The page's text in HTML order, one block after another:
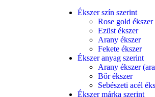
Ékszer szín szerint
Rose gold ékszer
Ezüst ékszer
Arany ékszer
Fekete ékszer
Ékszer anyag szerint
Arany ékszer
Bőr ékszer
Sebészeti acél
Ékszer márka szerint